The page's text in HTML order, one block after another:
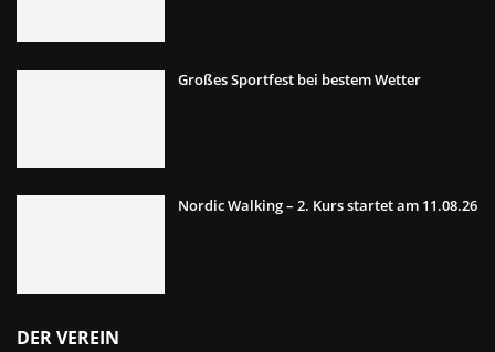
Großes Sportfest bei bestem Wetter
Nordic Walking – 2. Kurs startet am 11.08.26
DER VEREIN